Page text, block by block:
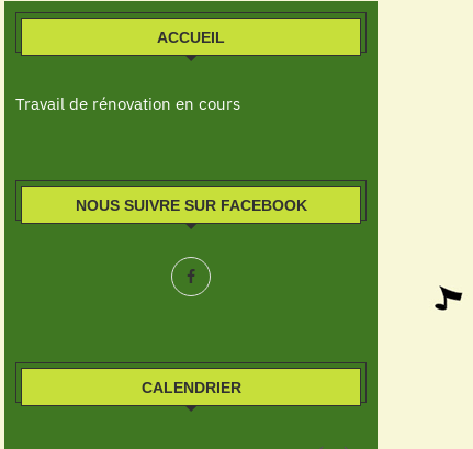
ACCUEIL
Travail de rénovation en cours
NOUS SUIVRE SUR FACEBOOK
CALENDRIER